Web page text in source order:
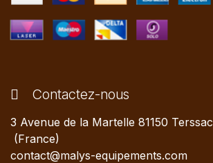
Contactez-nous
3 Avenue de la Martelle 81150 Terssac
(France)
contact@malys-equipements.com